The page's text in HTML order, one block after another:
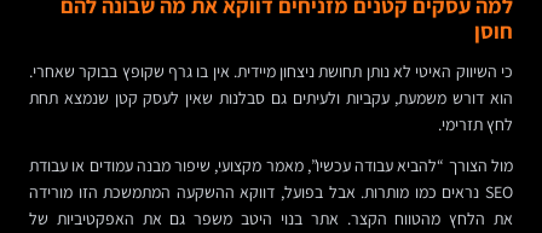
חוסן
כי השיווק האיטי לא נותן תחושת ניצחון מיידית. אין בו גרף שקופץ בבוקר שאחרי.
הוא דורש משמעת, עקביות ולעיתים גם סבלנות שאין לעסק קטן שנמצא תחת
לחץ תזרימי.
מול הצורך “להביא עבודה עכשיו”, מאמר מקצועי, שיפור מבנה עמודים או עבודת
SEO נראים כמו מותרות. אבל בפועל, דווקא ההשקעה המתמשכת הזו מורידה
את הלחץ מהטווח הקצר. אתר בנוי היטב משפר גם את האפקטיביות של